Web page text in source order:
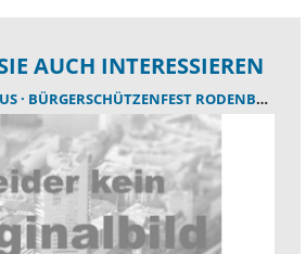
AUCH INTERESSIEREN
BÜRGERSCHÜTZENFEST RODENBERG